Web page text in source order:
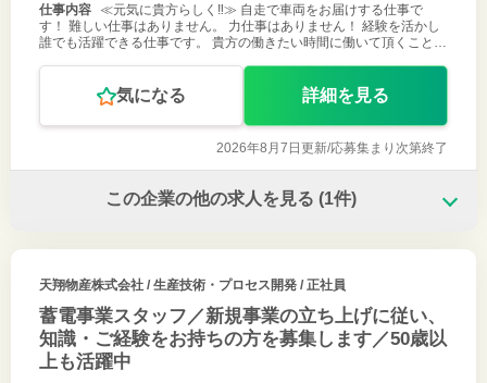
仕事内容
≪元気に貴方らしく‼≫ 自走で車両をお届けする仕事で
す！ 難しい仕事はありません。 力仕事はありません！ 経験を活かし
誰でも活躍できる仕事です。 貴方の働きたい時間に働いて頂くことも
気になる 詳細を見る
2026年8月7日更新/応募集まり次第終了
この企業の他の求人を見る (1件)
天翔物産株式会社/ 生産技術・プロセス開発 / 正社員
蓄電事業スタッフ／新規事業の立ち上げに従い、
知識・ご経験をお持ちの方を募集します／50歳以
上も活躍中